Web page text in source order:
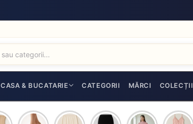
CASA & BUCATARIE CATEGORII MĂRCI COLECȚII